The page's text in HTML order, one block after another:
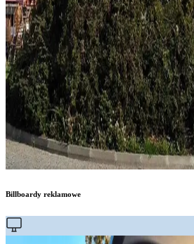
Billboardy reklamowe